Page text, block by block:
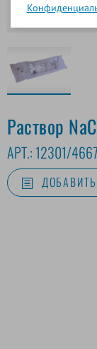
Раствор
АРТ.: 12301/4667